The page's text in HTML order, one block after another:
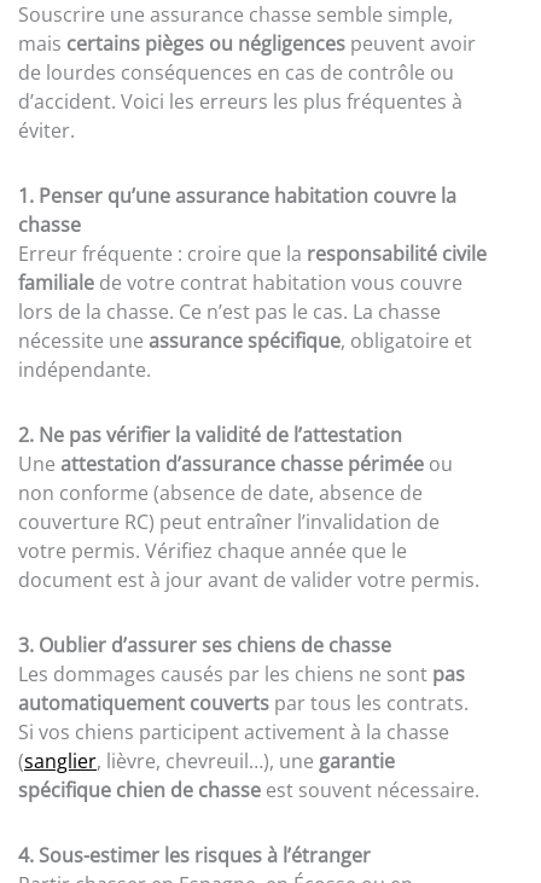
Souscrire une assurance chasse semble simple,
mais certains pièges ou négligences peuvent avoir
de lourdes conséquences en cas de contrôle ou
d’accident. Voici les erreurs les plus fréquentes à
éviter.
1. Penser qu’une assurance habitation couvre la
chasse
Erreur fréquente : croire que la responsabilité civile
familiale de votre contrat habitation vous couvre
lors de la chasse. Ce n’est pas le cas. La chasse
nécessite une assurance spécifique, obligatoire et
indépendante.
2. Ne pas vérifier la validité de l’attestation
Une attestation d’assurance chasse périmée ou
non conforme (absence de date, absence de
couverture RC) peut entraîner l’invalidation de
votre permis. Vérifiez chaque année que le
document est à jour avant de valider votre permis.
3. Oublier d’assurer ses chiens de chasse
Les dommages causés par les chiens ne sont pas
automatiquement couverts par tous les contrats.
Si vos chiens participent activement à la chasse
(sanglier, lièvre, chevreuil…), une garantie
spécifique chien de chasse est souvent nécessaire.
4. Sous-estimer les risques à l’étranger